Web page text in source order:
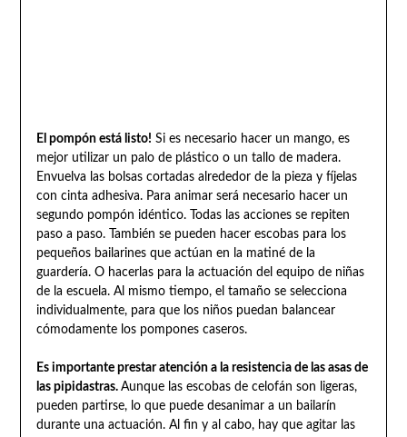
El pompón está listo! Si es necesario hacer un mango, es
mejor utilizar un palo de plástico o un tallo de madera.
Envuelva las bolsas cortadas alrededor de la pieza y fíjelas
con cinta adhesiva. Para animar será necesario hacer un
segundo pompón idéntico. Todas las acciones se repiten
paso a paso. También se pueden hacer escobas para los
pequeños bailarines que actúan en la matiné de la
guardería. O hacerlas para la actuación del equipo de niñas
de la escuela. Al mismo tiempo, el tamaño se selecciona
individualmente, para que los niños puedan balancear
cómodamente los pompones caseros.
Es importante prestar atención a la resistencia de las asas de
las pipidastras. Aunque las escobas de celofán son ligeras,
pueden partirse, lo que puede desanimar a un bailarín
durante una actuación. Al fin y al cabo, hay que agitar las